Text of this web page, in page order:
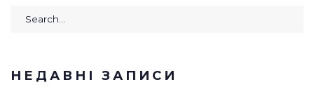
Search
НЕДАВНІ ЗАПИСИ